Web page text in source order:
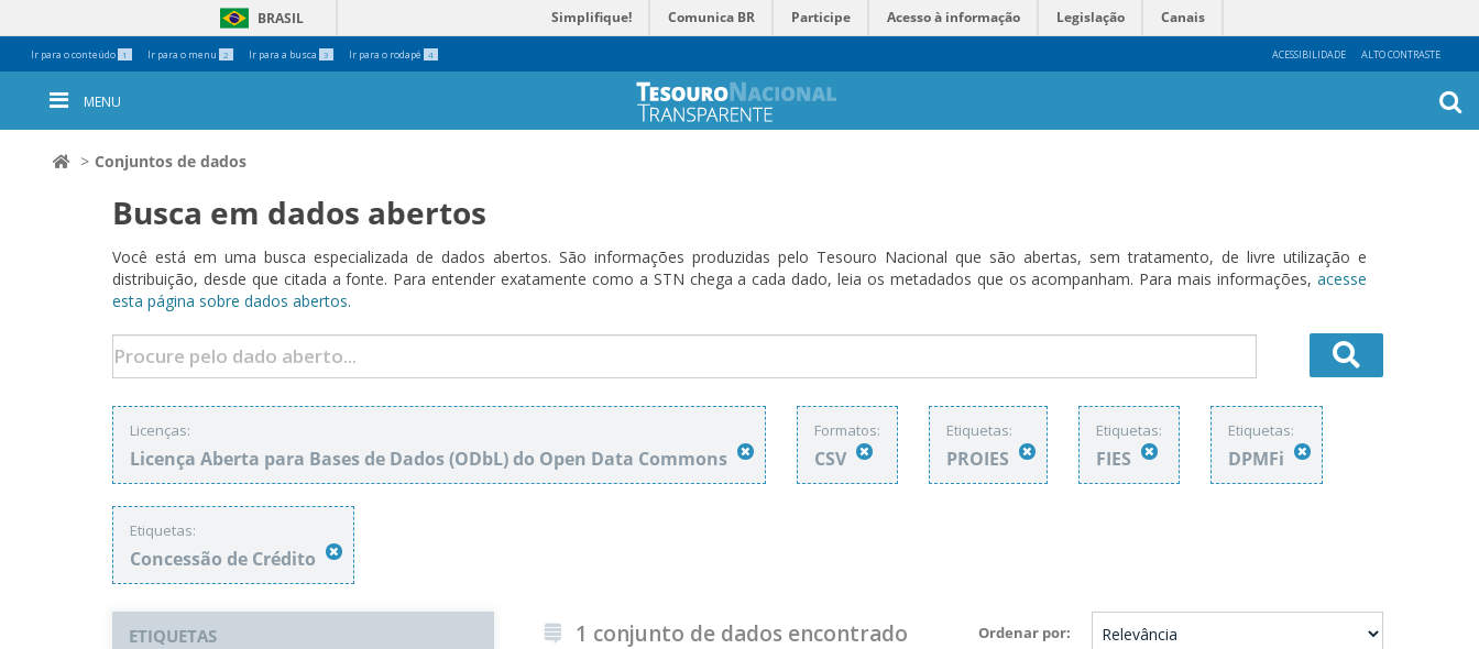
Ir para o conteúdo 1 Ir para o menu 2 Ir para a busca 3 Ir para o rodapé 4 ACESSIBILIDADE ALTO CONTRASTE
BRASIL Simplifique! Comunica BR Participe Acesso à informação Legislação Canais
Ferramentas
Pessoais
MENU
Conjuntos de dados
Busca em dados abertos
Você está em uma busca especializada de dados abertos. São informações produzidas pelo Tesouro Nacional que são abertas, sem tratamento, de livre utilização e
distribuição, desde que citada a fonte. Para entender exatamente como a STN chega a cada dado, leia os metadados que os acompanham. Para mais informações, acesse
esta página sobre dados abertos.
Licenças:
Licença Aberta para Bases de Dados (ODbL) do Open Data Commons
Formatos:
CSV
Etiquetas:
PROIES
Etiquetas:
FIES
Etiquetas:
DPMFi
Etiquetas:
Concessão de Crédito
Ordenar por
1 conjunto de dados encontrado
ETIQUETAS